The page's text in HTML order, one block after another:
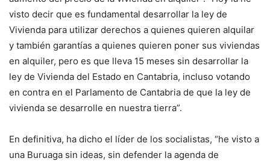
visto decir que es fundamental desarrollar la ley de
Vivienda para utilizar derechos a quienes quieren alquilar
y también garantías a quienes quieren poner sus viviendas
en alquiler, pero es que lleva 15 meses sin desarrollar la
ley de Vivienda del Estado en Cantabria, incluso votando
en contra en el Parlamento de Cantabria de que la ley de
vivienda se desarrolle en nuestra tierra”.
En definitiva, ha dicho el líder de los socialistas, “he visto a
una Buruaga sin ideas, sin defender la agenda de